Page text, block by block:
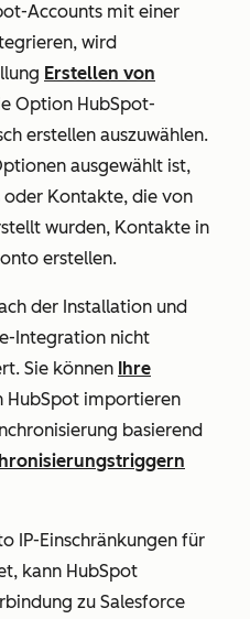
Accounts mit einer
wird
Erstellen von
Option HubSpot-
erstellen auszuwählen.
ausgewählt ist,
oder Kontakte, die von
wurden, Kontakte in
erstellen.
der Installation und
Integration nicht
Sie können Ihre
HubSpot importieren
basierend
IP-Einschränkungen für
kann HubSpot
zu Salesforce